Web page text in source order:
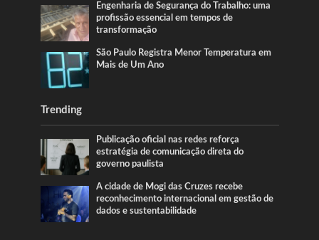
Engenharia de Segurança do Trabalho: uma
profissão essencial em tempos de
transformação
São Paulo Registra Menor Temperatura em
Mais de Um Ano
Trending
Publicação oficial nas redes reforça
estratégia de comunicação direta do
governo paulista
A cidade de Mogi das Cruzes recebe
reconhecimento internacional em gestão de
dados e sustentabilidade